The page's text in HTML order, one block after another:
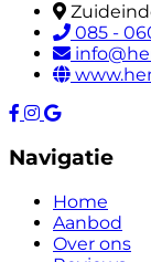
085 -
Navigatie
Home
Aanbod
Over ons